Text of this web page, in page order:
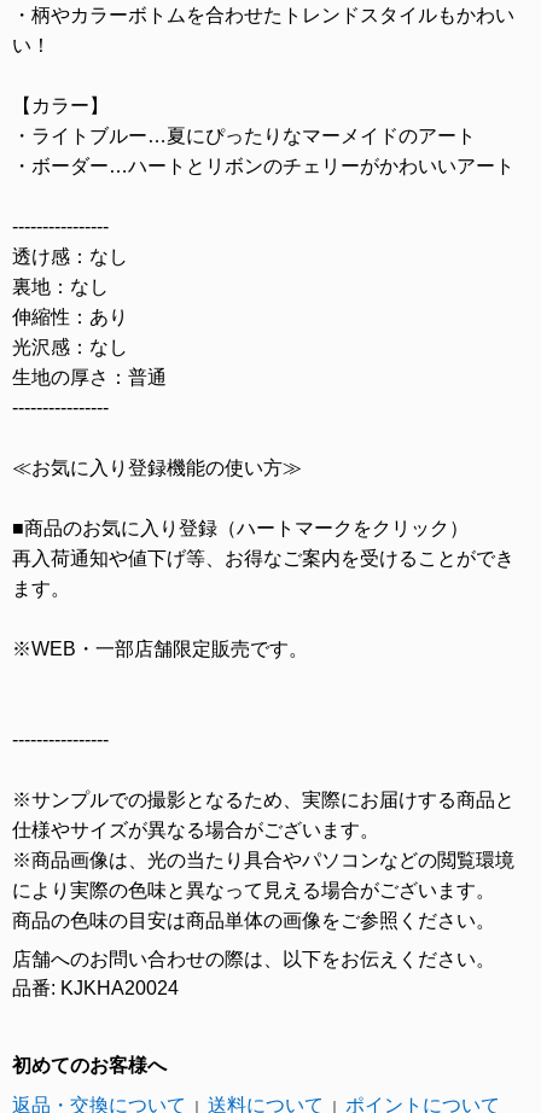
・柄やカラーボトムを合わせたトレンドスタイルもかわい
い！
【カラー】
・ライトブルー…夏にぴったりなマーメイドのアート
・ボーダー…ハートとリボンのチェリーがかわいいアート
----------------
透け感：なし
裏地：なし
伸縮性：あり
光沢感：なし
生地の厚さ：普通
----------------
≪お気に入り登録機能の使い方≫
■商品のお気に入り登録（ハートマークをクリック）
再入荷通知や値下げ等、お得なご案内を受けることができ
ます。
※WEB・一部店舗限定販売です。
----------------
※サンプルでの撮影となるため、実際にお届けする商品と
仕様やサイズが異なる場合がございます。
※商品画像は、光の当たり具合やパソコンなどの閲覧環境
により実際の色味と異なって見える場合がございます。
商品の色味の目安は商品単体の画像をご参照ください。
店舗へのお問い合わせの際は、以下をお伝えください。
品番: KJKHA20024
初めてのお客様へ
返品・交換について
｜ 送料について ｜ ポイントについて